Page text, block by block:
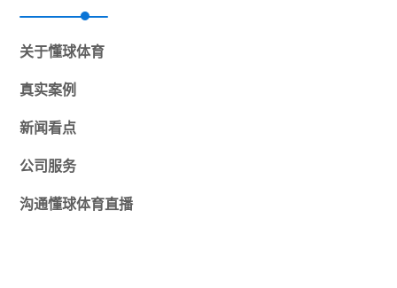
关于懂球体育
真实案例
新闻看点
公司服务
沟通懂球体育直播